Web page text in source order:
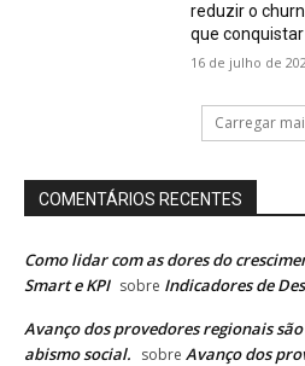
reduzir o
que
16 de julho de
Carregar
COMENTÁRIOS RECENTES
Como lidar com as dores do
Smart e KPI sobre Indicadores de
Avanço dos provedores regionais
abismo social. sobre Avanço dos